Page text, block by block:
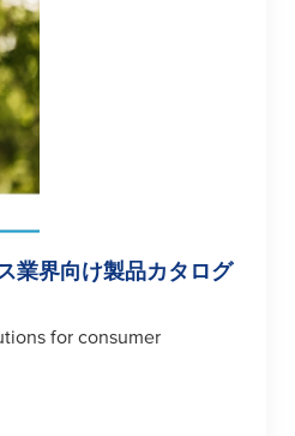
業界向け製品カタログ
for consumer